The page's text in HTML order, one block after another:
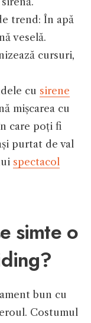
trend: În apă
veselă.
cursuri,
cu sirene
mișcarea cu
care poți fi
purtat de val
spectacol
simte o
bun cu
Costumul